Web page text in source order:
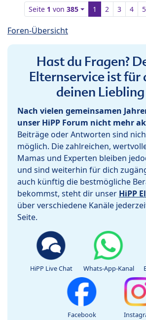
Seite 1 von385 1 2 3 4 5
Foren-Übersicht
Hast du Fragen?
Elternservice ist für
deinen
Nach vielen gemeinsamen
unser HiPP Forum nicht mehr
Beiträge oder Antworten sind
möglich. Die zahlreichen,
Mamas und Experten bleiben
und sind weiterhin für dich
auch künftig die bestmögliche
bekommst, steht dir unser HiPP
über verschiedene Kanäle
Seite.
HiPP Live Chat Whats-App-Kanal
Facebook